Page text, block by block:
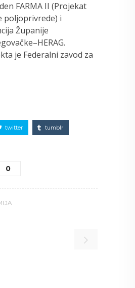
FARMA II (Projekat
poljoprivrede) i
Županije
je Federalni zavod za
twitter tumblr
0